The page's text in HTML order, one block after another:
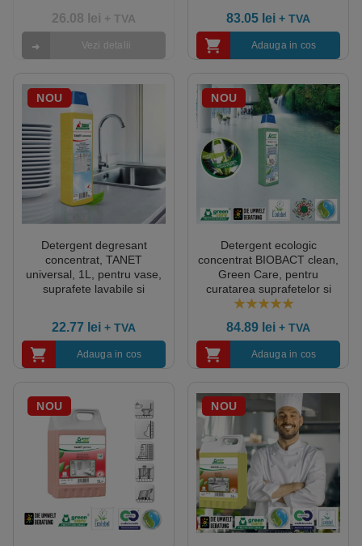
26.08 lei + TVA
Vezi detalii
grasimile, certificat
Ecolabel, Biodegradabil
complet
83.05 lei + TVA
Adauga in cos
NOU
Detergent degresant
concentrat, TANET
universal, 1L, pentru vase,
suprafete lavabile si
22.77 lei + TVA
Adauga in cos
NOU
Detergent ecologic
concentrat BIOBACT clean,
Green Care, pentru
curatarea suprafetelor si
eliminarea mirosurilor
Ecolabel, CLP free,
Biodegradabil complet
84.89 lei + TVA
Adauga in cos
NOU NOU